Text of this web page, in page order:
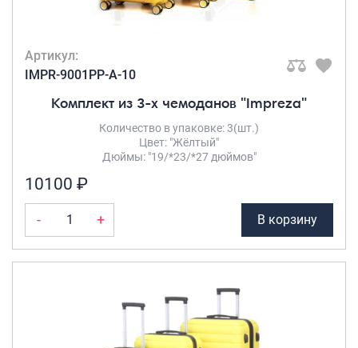
Артикул:
IMPR-9001PP-A-10
Комплект из 3-х чемоданов "Impreza"
Количество в упаковке: 3(шт.)
Цвет: "Жёлтый"
Дюймы: "19/*23/*27 дюймов"
10100 ₽
- + В корзину